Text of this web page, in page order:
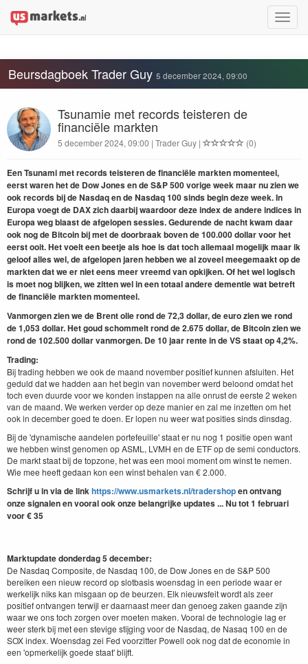
Toggle
Beursdagboek Trader Guy 5 december 2024, 09:00
Tsunamie met records teisteren de
financiële markten
5 december 2024, 09:00 | Trader Guy | (0)
Een Tsunami met records teisteren de financiële markten momenteel,
eerst waren het de Dow Jones en de S&P 500 vorige week maar nu zien we
ook records bij de Nasdaq en de Nasdaq 100 sinds begin deze week. In
Europa voegt de DAX zich daarbij waardoor deze index de andere indices in
Europa weg blaast de afgelopen sessies. Gedurende de nacht kwam daar
ook nog de Bitcoin bij met de doorbraak boven de 100.000 dollar voor het
eerst ooit. Het voelt een beetje als hoe is dat toch allemaal mogelijk maar ik
geloof alles wel, de afgelopen jaren hebben we al zoveel meegemaakt op de
markten dat we er niet eens meer vreemd van opkijken. Of het wel logisch
is moet nog blijken, we zitten wel in een totaal andere dementie wat betreft
de financiële markten momenteel.
Vanmorgen zien we de Brent olie rond de 72,3 dollar, de euro zien we rond
de 1,053 dollar. Het goud schommelt rond de 2.675 dollar, de Bitcoin zien we
rond de 102.500 dollar vanmorgen. De 10 jaar rente in de VS staat op 4,2%.
Trading:
Bij trading hebben we ook de maand november positief kunnen afsluiten. Het
geduld dat we hadden aan het begin van november werd beloond omdat het
toch even duurde voor we konden instappen na alle onrust de eerste 2 weken
van de maand. We werken verder op deze manier en zal me inzetten om het
ook in december goed te doen. Er lopen nu weer wat posities sinds dinsdag.
Bij de 'dynamische aandelen portefeuille' staat er nu nog 1 positie open want
we hebben winst genomen op ASML, LVMH en de ETF op de semi conductors.
De markt staat bij de topzone, het was een mooi moment om winst te nemen.
Wie mee heeft gedaan kon een winst behalen van € 2.000.
Schrijf u in via de linkhttps://www.usmarkets.nl/tradershopen ontvang
onze signalen en vooral ook onze belangrijke updates ... Nu tot 1 februari
voor € 35
Marktupdate donderdag 5 december:
De Nasdaq Composite, de Nasdaq 100, de Dow Jones en de S&P 500
bereiken een nieuw record op slotbasis woensdag in een periode waar er
werkelijk niks kan misgaan op de beurzen. Elk nieuwsfeit wordt als zeer
positief ontvangen terwijl er daarnaast meer dan genoeg zaken gaande zijn
waar we ons toch zorgen over moeten maken. Vooral de technologie lag er
weer sterk bij met een stevige stijging voor de Nasdaq, de Nasaq 100 en de
SOX index. Woensdag zei Fed voorzitter Powell ook nog dat de economie in
een 'opmerkelijk goede staat' blijft.